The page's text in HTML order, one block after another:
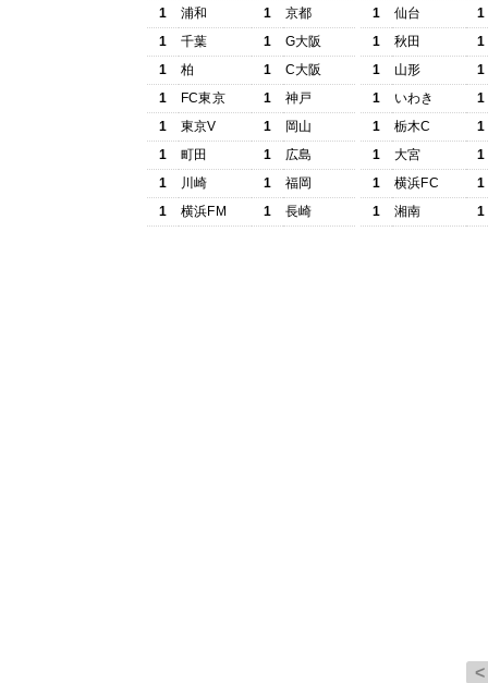
1
浦和 1
京都
1
千葉 1
G大阪
1
柏 1
C大阪
1
FC東京 1
神戸
1
東京V 1
岡山
1
町田 1
広島
1
川崎 1
福岡
1
横浜FM 1 長崎
1
仙台
1
1
秋田
1
1
山形
1
1
いわき
1
1
栃木C
1
1
大宮
1
1
横浜FC
1
1
湘南 1